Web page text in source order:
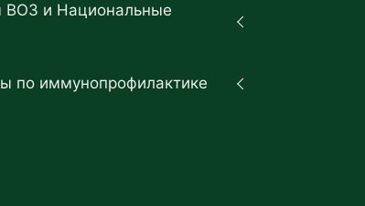
ВОЗ и Национальные
по иммунопрофилактике